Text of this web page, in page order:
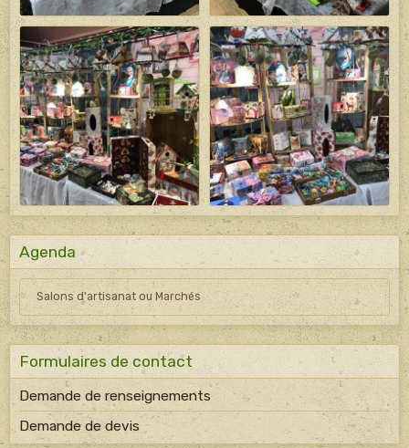
Agenda
Salons d'artisanat ou Marchés
Formulaires de contact
Demande de renseignements
Demande de devis